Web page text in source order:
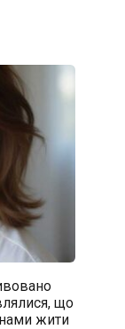
що
жити